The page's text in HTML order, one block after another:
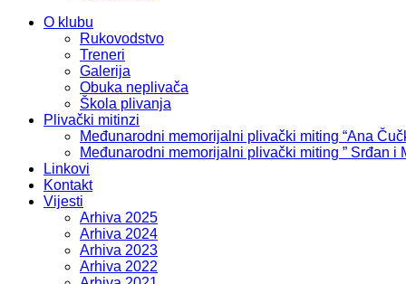
O klubu
Rukovodstvo
Treneri
Galerija
Obuka neplivača
Škola plivanja
Plivački mitinzi
Međunarodni memorijalni plivački miting “Ana
Međunarodni memorijalni plivački miting ” Srđan i
Linkovi
Kontakt
Vijesti
Arhiva 2025
Arhiva 2024
Arhiva 2023
Arhiva 2022